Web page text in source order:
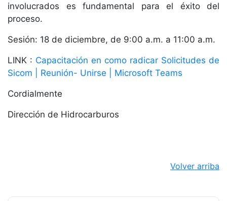
involucrados es fundamental para el éxito del
proceso.
Sesión: 18 de diciembre, de 9:00 a.m. a 11:00 a.m.
LINK : Capacitación en como radicar Solicitudes de
Sicom | Reunión- Unirse | Microsoft Teams
Cordialmente
Dirección de Hidrocarburos
Volver arriba